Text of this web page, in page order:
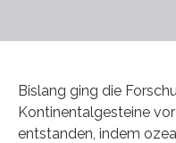
Bislang ging die
Kontinentalgesteine
entstanden, indem